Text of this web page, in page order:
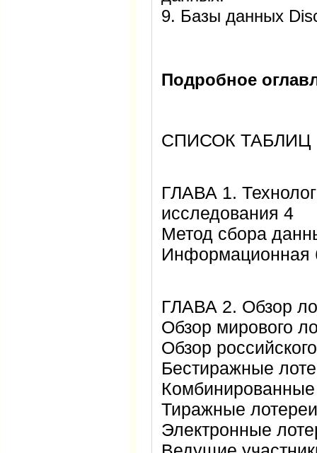
9. Базы данных
Подробное
СПИСОК
ГЛАВА 1.
исследования 4
Метод сбора
Информационная
ГЛАВА 2. Обзор
Обзор мирового
Обзор
Бестиражные
Тиражные
Электронные